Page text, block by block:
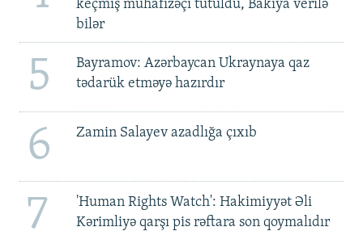
keçmiş mühafizəçi tutuldu, Bakıya verilə
bilər
5
Bayramov: Azərbaycan Ukraynaya qaz
tədarük etməyə hazırdır
6 Zamin Salayev azadlığa çıxıb
7
'Human Rights Watch': Hakimiyyət Əli
Kərimliyə qarşı pis rəftara son qoymalıdır